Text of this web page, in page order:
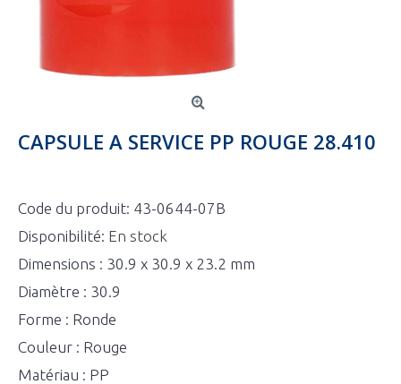
CAPSULE A SERVICE PP ROUGE 28.410
Code du produit: 43-0644-07B
Disponibilité: En stock
Dimensions : 30.9 x 30.9 x 23.2 mm
Diamètre : 30.9
Forme : Ronde
Couleur : Rouge
Matériau : PP